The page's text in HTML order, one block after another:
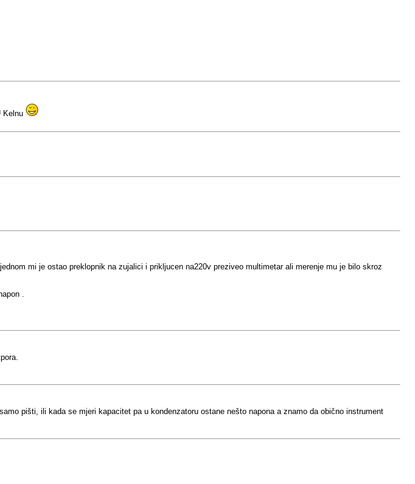
Kelnu
mi je ostao preklopnik na zujalici i prikljucen na220v preziveo multimetar ali merenje mu je bilo skroz
.
pišti, ili kada se mjeri kapacitet pa u kondenzatoru ostane nešto napona a znamo da obično instrument